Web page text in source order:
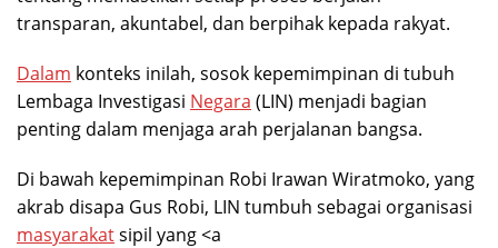
transparan, akuntabel, dan berpihak kepada rakyat.
Dalam konteks inilah, sosok kepemimpinan di tubuh
Lembaga Investigasi Negara (LIN) menjadi bagian
penting dalam menjaga arah perjalanan bangsa.
Di bawah kepemimpinan Robi Irawan Wiratmoko, yang
akrab disapa Gus Robi, LIN tumbuh sebagai organisasi
masyarakatsipil yang <a